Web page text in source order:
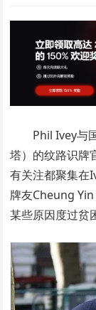
Phil Ivey与
塔）的纹路识牌
有关注都聚集在
牌友Cheung
某些原因度过贫